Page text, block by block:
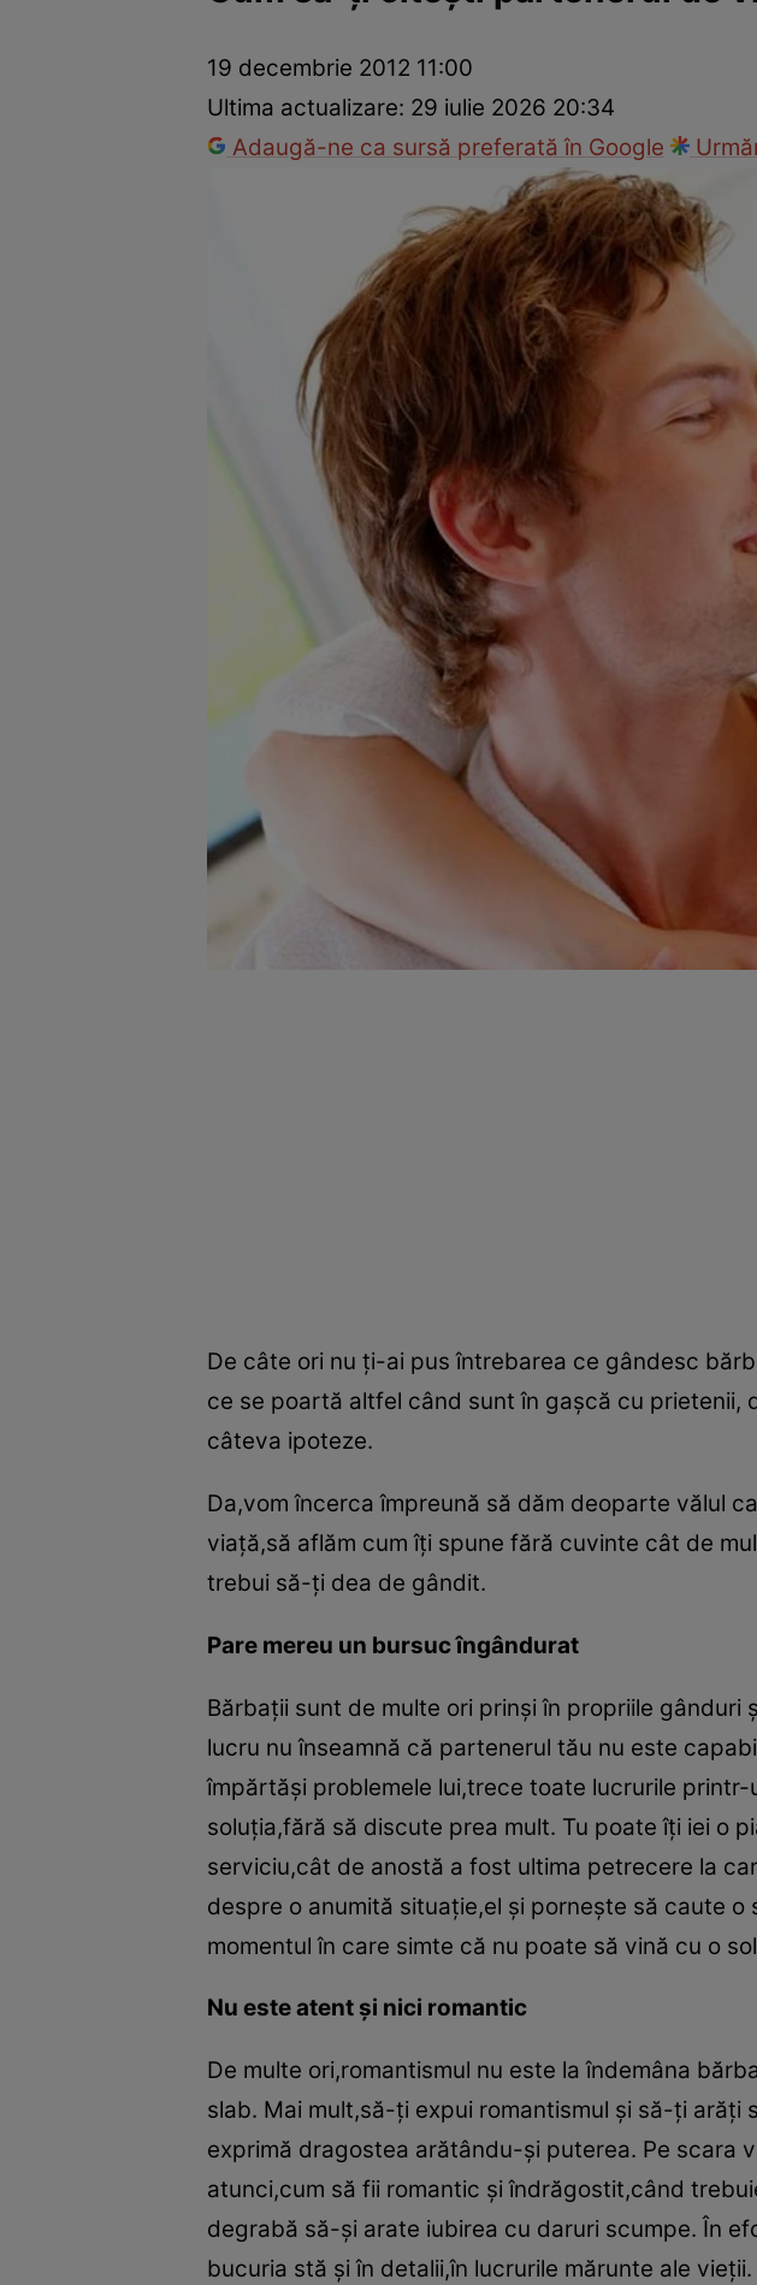
Dezvoltare personalăÎngrijire personalăCasă și grădină
19 decembrie 2012 11:00
Ultima actualizare: 29 iulie 2026 20:34
Adaugă-ne ca sursă preferată în Google
De câte ori nu ţi-ai pus întrebarea ce gândesc
ce se poartă altfel când sunt în gaşcă cu prietenii,
câteva ipoteze.
Da,vom încerca împreună să dăm deoparte vălul
viaţă,să aflăm cum îţi spune fără cuvinte cât de
trebui să-ţi dea de gândit.
Pare mereu un bursuc îngândurat
Bărbaţii sunt de multe ori prinşi în propriile
lucru nu înseamnă că partenerul tău nu este
împărtăşi problemele lui,trece toate lucrurile
soluţia,fără să discute prea mult. Tu poate îţi iei o
serviciu,cât de anostă a fost ultima petrecere la
despre o anumită situaţie,el şi porneşte să caute
momentul în care simte că nu poate să vină cu o
Nu este atent şi nici romantic
De multe ori,romantismul nu este la îndemâna
slab. Mai mult,să-ţi expui romantismul şi să-ţi
exprimă dragostea arătându-şi puterea. Pe scara
atunci,cum să fii romantic şi îndrăgostit,când
degrabă să-şi arate iubirea cu daruri scumpe. În
bucuria stă şi în detalii,în lucrurile mărunte ale